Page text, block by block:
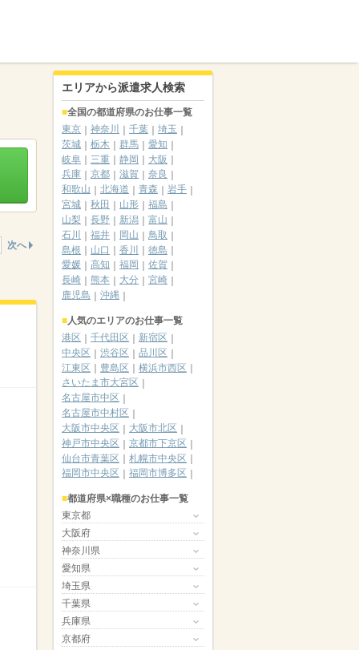
次へ
エリアから派遣求人検索
全国の都道府県のお仕事一覧
東京
神奈川 千葉
埼玉
茨城
栃木 群馬
愛知
岐阜
三重 静岡
大阪
兵庫
京都 滋賀
奈良
和歌山
北海道 青森
岩手
宮城
秋田 山形
福島
山梨
長野 新潟
富山
石川
福井 岡山
鳥取
島根
山口 香川
徳島
愛媛
高知 福岡
佐賀
長崎
熊本 大分
宮崎
鹿児島
沖縄
人気のエリアのお仕事一覧
港区
千代田区
新宿区
中央区
渋谷区
品川区
江東区
豊島区
横浜市西区
さいたま市大宮区
名古屋市中区
名古屋市中村区
大阪市中央区
大阪市北区
神戸市中央区
京都市下京区
仙台市青葉区
札幌市中央区
福岡市中央区
福岡市博多区
都道府県×職種のお仕事一覧
東京都
大阪府
神奈川県
愛知県
埼玉県
千葉県
兵庫県
京都府